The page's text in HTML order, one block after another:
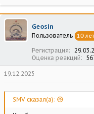
а
к
ц
и
и
Geosin
Пользователь 10
Регистрация
Оценка реакций
19.12.2025
SMV сказал(а):